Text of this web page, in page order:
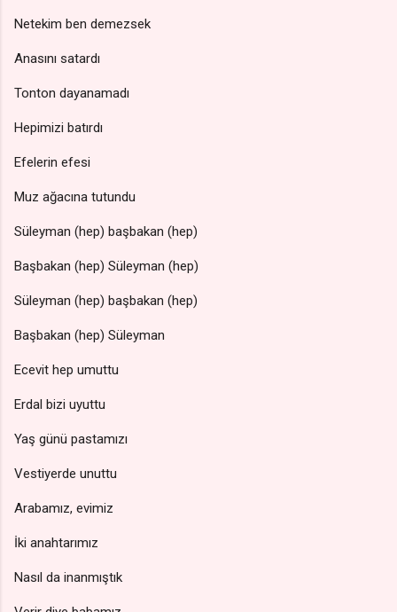
Netekim ben demezsek
Anasını satardı
Tonton dayanamadı
Hepimizi batırdı
Efelerin efesi
Muz ağacına tutundu
Süleyman (hep) başbakan (hep)
Başbakan (hep) Süleyman (hep)
Süleyman (hep) başbakan (hep)
Başbakan (hep) Süleyman
Ecevit hep umuttu
Erdal bizi uyuttu
Yaş günü pastamızı
Vestiyerde unuttu
Arabamız, evimiz
İki anahtarımız
Nasıl da inanmıştık